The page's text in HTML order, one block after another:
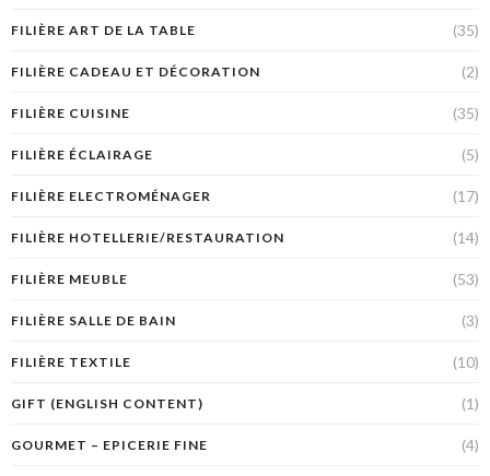
FILIÈRE ART DE LA TABLE (35)
FILIÈRE CADEAU ET DÉCORATION (2)
FILIÈRE CUISINE (35)
FILIÈRE ÉCLAIRAGE (5)
FILIÈRE ELECTROMÉNAGER (17)
FILIÈRE HOTELLERIE/RESTAURATION (14)
FILIÈRE MEUBLE (53)
FILIÈRE SALLE DE BAIN (3)
FILIÈRE TEXTILE (10)
GIFT (ENGLISH CONTENT) (1)
GOURMET – EPICERIE FINE (4)